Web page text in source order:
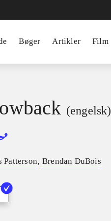
Bøger Artikler Film
(engelsk)
Patterson, Brendan DuBois